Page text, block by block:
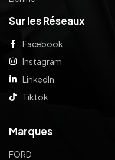
Sur les Réseaux
Facebook
Instagram
LinkedIn
Tiktok
Marques
FORD